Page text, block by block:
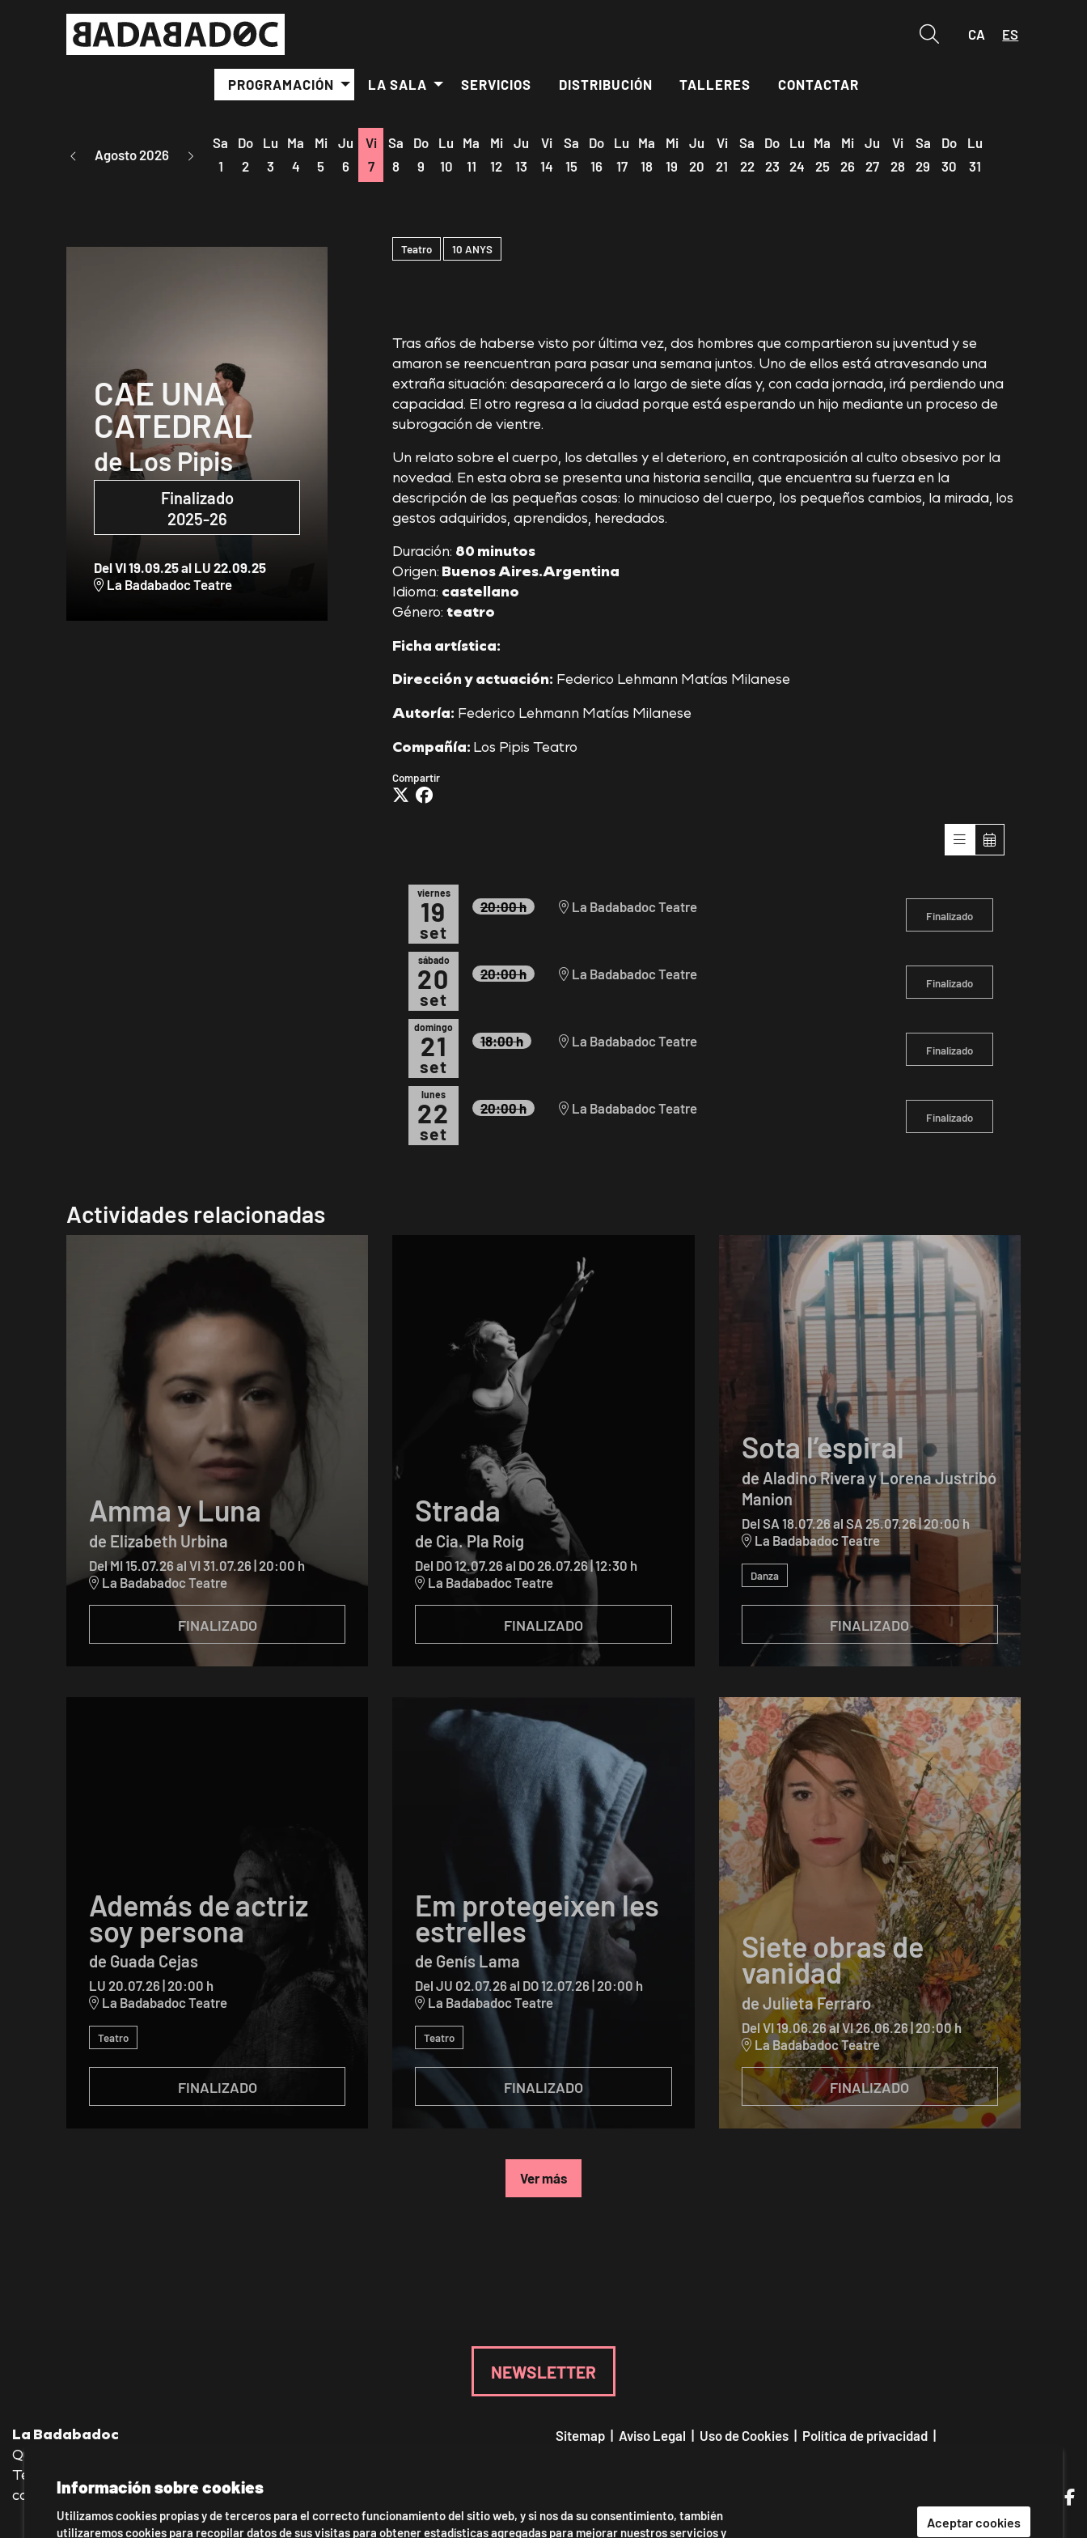
CA ES
PROGRAMACIÓN LA SALA SERVICIOS DISTRIBUCIÓN TALLERES CONTACTAR
Agosto 2026
Sa
1
Do
2
Lu
3
Ma
4
Mi
5
Ju
6
Vi
7
Sa
8
Do
9
Lu
10
Ma
11
Mi
12
Ju
13
Vi
14
Sa
15
Do
16
Lu
17
Ma
18
Mi
19
Ju
20
Vi
21
Sa
22
Do
23
Lu
24
Ma
25
Mi
26
Ju
27
Vi
28
Sa
29
Do
30
Lu
31
CAE UNA
CATEDRAL
de Los Pipis
Finalizado
2025-26
Del VI 19.09.25al LU 22.09.25
La Badabadoc Teatre
Teatro 10 ANYS
Tras años de haberse visto por última vez, dos hombres que compartieron su juventud y se
amaron se reencuentran para pasar una semana juntos. Uno de ellos está atravesando una
extraña situación: desaparecerá a lo largo de siete días y, con cada jornada, irá perdiendo una
capacidad. El otro regresa a la ciudad porque está esperando un hijo mediante un proceso de
subrogación de vientre.
Un relato sobre el cuerpo, los detalles y el deterioro, en contraposición al culto obsesivo por la
novedad. En esta obra se presenta una historia sencilla, que encuentra su fuerza en la
descripción de las pequeñas cosas: lo minucioso del cuerpo, los pequeños cambios, la mirada, los
gestos adquiridos, aprendidos, heredados.
Duración: 80 minutos
Origen: Buenos Aires.Argentina
Idioma: castellano
Género:teatro
Ficha artística:
Dirección y actuación: Federico Lehmann Matías Milanese
Autoría: Federico Lehmann Matías Milanese
Compañía: Los Pipis Teatro
Compartir
viernes
19
set
20:00 h La Badabadoc Teatre Finalizado
sábado
20
set
20:00 h La Badabadoc Teatre Finalizado
domingo
21
set
18:00 h La Badabadoc Teatre Finalizado
lunes
22
set
20:00 h La Badabadoc Teatre Finalizado
Actividades relacionadas
FINALIZADO
Amma y Luna
de Elizabeth Urbina
Del MI 15.07.26al VI 31.07.26|20:00 h
La Badabadoc Teatre
FINALIZADO
Strada
de Cia. Pla Roig
Del DO 12.07.26al DO 26.07.26|12:30 h
La Badabadoc Teatre
FINALIZADO
Sota l’espiral
de Aladino Rivera y Lorena Justribó
Manion
Del SA 18.07.26al SA 25.07.26|20:00 h
La Badabadoc Teatre
Danza
FINALIZADO
Además de actriz
soy persona
de Guada Cejas
LU 20.07.26|20:00 h
La Badabadoc Teatre
Teatro
FINALIZADO
Em protegeixen les
estrelles
de Genís Lama
Del JU 02.07.26al DO 12.07.26|20:00 h
La Badabadoc Teatre
Teatro
FINALIZADO
Siete obras de
vanidad
de Julieta Ferraro
Del VI 19.06.26al VI 26.06.26|20:00 h
La Badabadoc Teatre
Ver más
NEWSLETTER
La Badabadoc
Quevedo, 36 baixos—08012 Barcelona
Tel.: 930 245 140—636 176 039
contacto@labadabadoc-teatro.com
Sitemap | Aviso Legal | Uso de Cookies | Política de privacidad |
Link a
Link
Información sobre cookies
Utilizamos cookies propias y de terceros para el correcto funcionamiento del sitio web, y si nos da su consentimiento, también
utilizaremos cookies para recopilar datos de sus visitas para obtener estadísticas agregadas para mejorar nuestros servicios y
Aceptar cookies